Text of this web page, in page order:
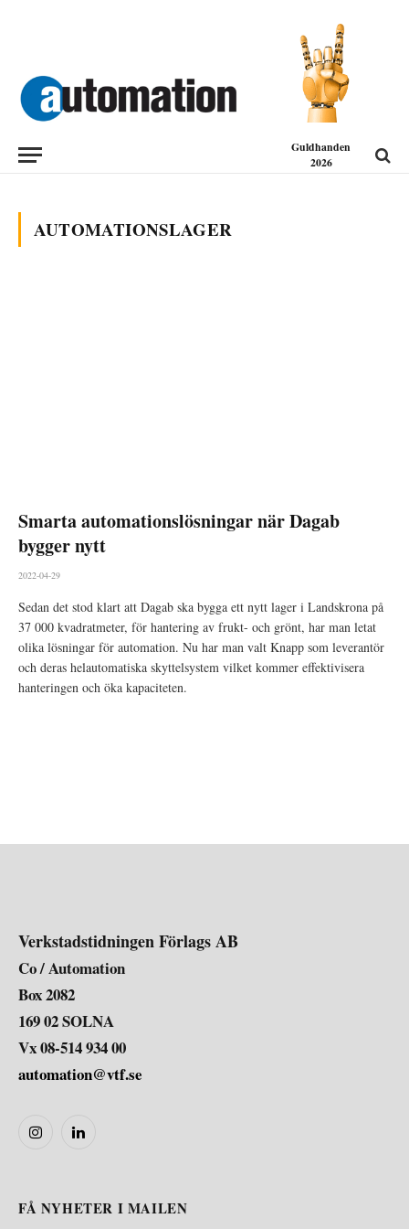
Guldhanden
2026
AUTOMATIONSLAGER
Smarta automationslösningar när Dagab
bygger nytt
2022-04-29
Sedan det stod klart att Dagab ska bygga ett nytt lager i Landskrona på
37 000 kvadratmeter, för hantering av frukt- och grönt, har man letat
olika lösningar för automation. Nu har man valt Knapp som leverantör
och deras helautomatiska skyttelsystem vilket kommer effektivisera
hanteringen och öka kapaciteten.
Verkstadstidningen Förlags AB
Co / Automation
Box 2082
169 02 SOLNA
Vx 08-514 934 00
automation@vtf.se
InstagramLinkedIn
FÅ NYHETER I MAILEN